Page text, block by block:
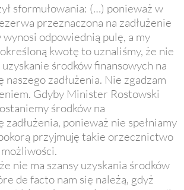
sformułowania: (…) ponieważ w
przeznaczona na zadłużenie
wynosi odpowiednią pulę, a my
kwotę to uznaliśmy, że nie
uzyskanie środków finansowych na
zadłużenia. Nie zgadzam
Gdyby Minister Rostowski
środków na
ponieważ nie spełniamy
przyjmuję takie orzecznictwo
nie ma szansy uzyskania środków
de facto nam się należą, gdyż